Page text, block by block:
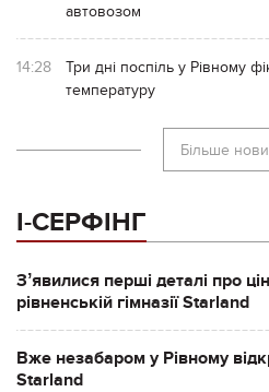
автовозом
14:28
Три дні поспіль у Рівному
температуру
Більше
І-СЕРФІНГ
Зʼявилися перші деталі про
рівненській гімназії Starland
Вже незабаром у Рівному
Starland